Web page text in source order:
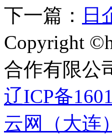
下一篇：
日
Copyright
合作有限公
辽ICP备
云网（大连